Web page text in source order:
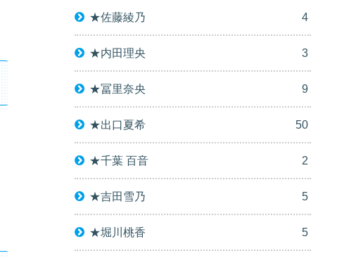
★佐藤綾乃 4
★内田理央 3
★冨里奈央 9
★出口夏希 50
★千葉 百音 2
★吉田雪乃 5
★堀川桃香 5